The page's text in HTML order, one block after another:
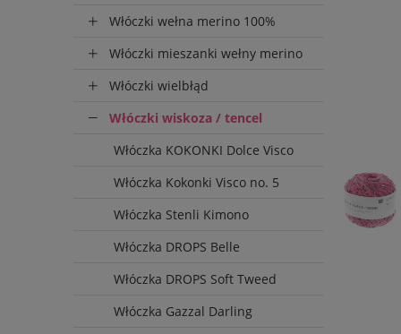
Włóczki wełna merino 100%
Włóczki mieszanki wełny merino
Włóczki wielbłąd
Włóczki wiskoza / tencel
Włóczka KOKONKI Dolce Visco
Włóczka Kokonki Visco no. 5
Włóczka Stenli Kimono
Włóczka DROPS Belle
Włóczka DROPS Soft Tweed
Włóczka Gazzal Darling